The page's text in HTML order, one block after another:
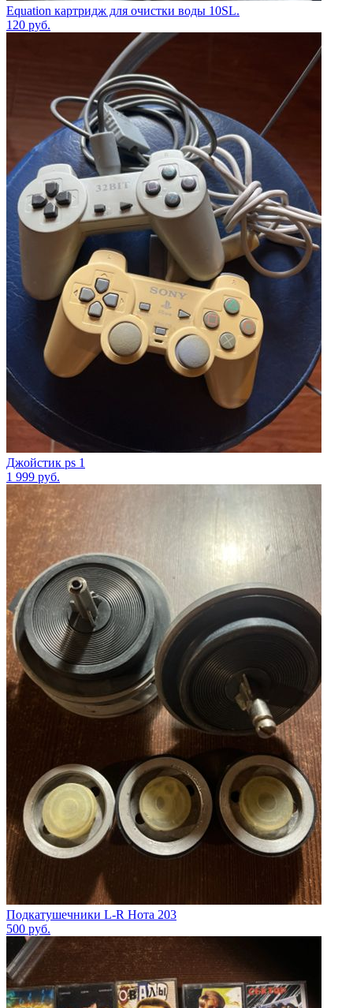
Equation картридж для очистки воды 10SL.
120 руб.
Джойстик ps 1
1 999 руб.
Подкатушечники L-R Нота 203
500 руб.